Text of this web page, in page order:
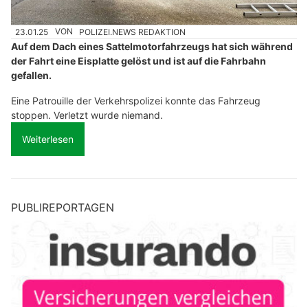
23.01.25 VON POLIZEI.NEWS REDAKTION
Auf dem Dach eines Sattelmotorfahrzeugs hat sich während
der Fahrt eine Eisplatte gelöst und ist auf die Fahrbahn
gefallen.
Eine Patrouille der Verkehrspolizei konnte das Fahrzeug
stoppen. Verletzt wurde niemand.
Weiterlesen
PUBLIREPORTAGEN